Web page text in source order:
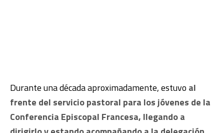
Durante una década aproximadamente, estuvo al
frente del servicio pastoral para los jóvenes de la
Conferencia Episcopal Francesa, llegando a